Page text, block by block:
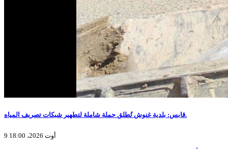
قابس: بلدية غنوش تُطلق حملة شاملة لتطهير شبكات تصريف المياه.
9 أوت 2026، 18:00